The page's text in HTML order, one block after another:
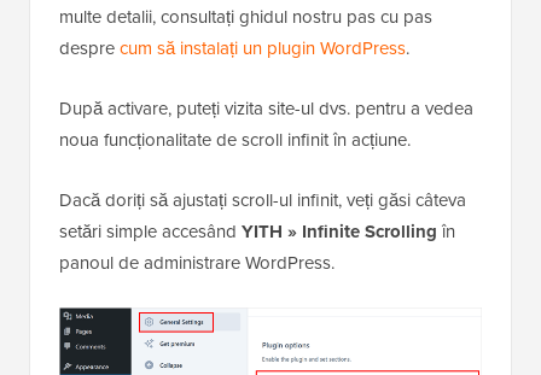
multe detalii, consultați ghidul nostru pas cu pas
desprecum să instalați un plugin WordPress.
După activare, puteți vizita site-ul dvs. pentru a vedea
noua funcționalitate de scroll infinit în acțiune.
Dacă doriți să ajustați scroll-ul infinit, veți găsi câteva
setări simple accesând YITH » Infinite Scrolling în
panoul de administrare WordPress.